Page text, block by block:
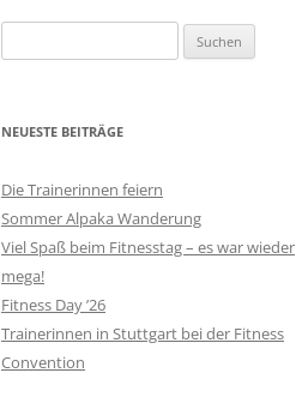
nach:
NEUESTE BEITRÄGE
Die Trainerinnen feiern
Sommer Alpaka Wanderung
Viel Spaß beim Fitnesstag – es war wieder
mega!
Fitness Day ’26
Trainerinnen in Stuttgart bei der Fitness
Convention